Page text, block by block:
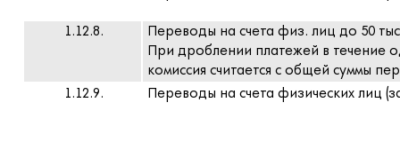
1.12.8.
Переводы на счета физ. лиц до 50
При дроблении платежей в течение
комиссия считается с общей суммы
1.12.9.
Переводы на счета физических лиц